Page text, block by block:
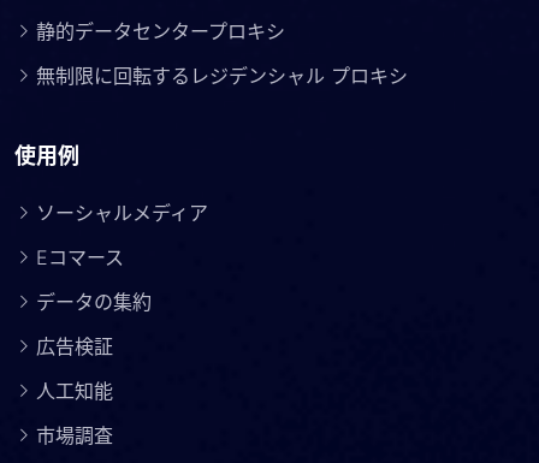
静的データセンタープロキシ
無制限に回転するレジデンシャル プロキシ
使用例
ソーシャルメディア
Eコマース
データの集約
広告検証
人工知能
市場調査